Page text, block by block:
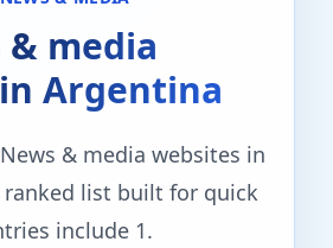
& media
Argentina
& media websites in
list built for quick
include 1.